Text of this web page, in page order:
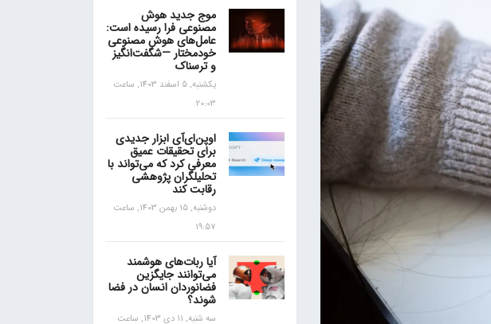
موج جدید هوش
مصنوعی فرا رسیده است:
عامل‌های هوش مصنوعی
خودمختار —شگفت‌انگیز
و ترسناک
یکشنبه, 5 اسفند 1403, ساعت
20:03
اوپن‌ای‌آی ابزار جدیدی
برای تحقیقات عمیق
معرفی کرد که می‌تواند با
تحلیلگران پژوهشی
رقابت کند
دوشنبه, 15 بهمن 1403, ساعت
19:57
آیا ربات‌های هوشمند
می‌توانند جایگزین
فضانوردان انسان در فضا
شوند؟
سه شنبه, 11 دی 1403, ساعت